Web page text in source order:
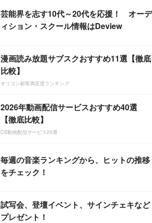
芸能界を志す10代～20代を応援！ オーデ
ィション・スクール情報はDeview
漫画読み放題サブスクおすすめ11選【徹底
比較】
オリコン顧客満足度ランキング
2026年動画配信サービスおすすめ40選
【徹底比較】
CS動画配信サービス20選
毎週の音楽ランキングから、ヒットの推移
をチェック！
試写会、登壇イベント、サインチェキなど
プレゼント！